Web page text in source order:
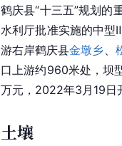
鹤庆县“十三五”规划的
水利厅批准实施的中型
游右岸鹤庆县金墩乡
口上游约960米处，坝
万元，2022年3月19日
土壤